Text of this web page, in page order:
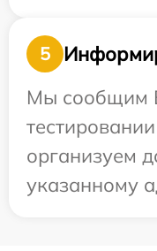
5
Мы сообщим
организуем
указанному